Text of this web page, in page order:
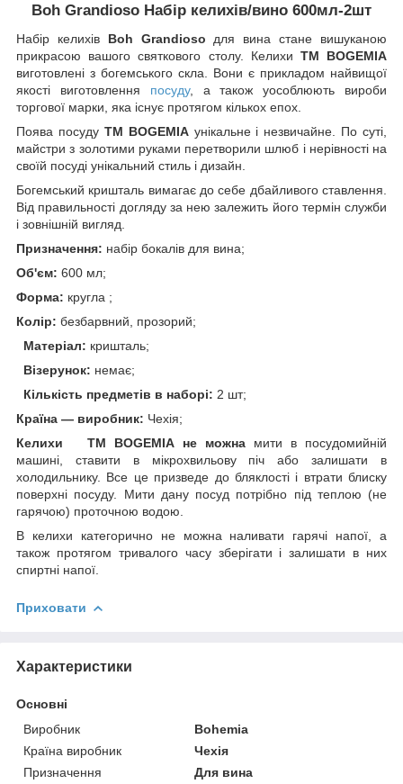
Boh Grandioso Набір келихів/вино 600мл-2шт
Набір келихів Boh Grandioso для вина стане вишуканою
прикрасою вашого святкового столу. Келихи ТМ BOGEMIA
виготовлені з богемського скла. Вони є прикладом найвищої
якості виготовлення посуду, а також уособлюють вироби
торгової марки, яка існує протягом кількох епох.
Поява посуду ТМ BOGEMIAунікальне і незвичайне. По суті,
майстри з золотими руками перетворили шлюб і нерівності на
своїй посуді унікальний стиль і дизайн.
Богемський кришталь вимагає до себе дбайливого ставлення.
Від правильності догляду за нею залежить його термін служби
і зовнішній вигляд.
Призначення: набір бокалів для вина;
Об'єм: 600 мл;
Форма: кругла ;
Колір: безбарвний, прозорий;
Матеріал: кришталь;
Візерунок: немає;
Кількість предметів в наборі: 2 шт;
Країна ― виробник: Чехія;
Келихи
ТМ BOGEMIA не можнамити в посудомийній
машині, ставити в мікрохвильову піч або залишати в
холодильнику. Все це призведе до бляклості і втрати блиску
поверхні посуду. Мити дану посуд потрібно під теплою (не
гарячою) проточною водою.
В келихи категорично не можна наливати гарячі напої, а
також протягом тривалого часу зберігати і залишати в них
спиртні напої.
Приховати
Характеристики
Основні
Виробник
Bohemia
Країна виробник
Чехія
Призначення
Для вина